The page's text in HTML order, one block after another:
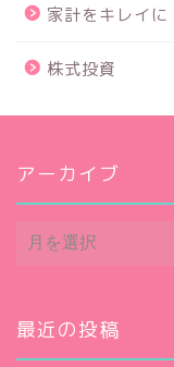
家計をキレイに
株式投資
アーカイブ
ア
ー
ブ
最近の投稿